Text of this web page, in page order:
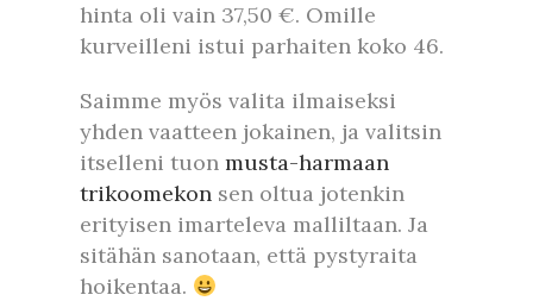
hinta oli vain 37,50 €. Omille
kurveilleni istui parhaiten koko 46.
Saimme myös valita ilmaiseksi
yhden vaatteen jokainen, ja valitsin
itselleni tuon musta-harmaan
trikoomekon sen oltua jotenkin
erityisen imarteleva malliltaan. Ja
sitähän sanotaan, että pystyraita
hoikentaa.